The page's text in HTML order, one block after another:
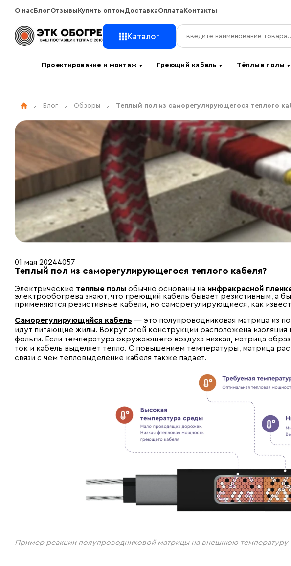
О нас БлогОтзывы Купить оптомДоставкаОплата Контакты
Каталог
Проектирование и монтаж ▼ Греющий кабель▼ Тёплые полы ▼
Блог Обзоры Теплый пол из саморегулирующегося теплого
01 мая 20244057
Теплый пол из саморегулирующегося теплого кабеля?
Электрические теплые полы обычно основаны на инфракрасной
электрообогрева знают, что греющий кабель бывает резистивным, а
применяются резистивные кабели, но саморегулирующиеся, как
Саморегулирующийся кабель — это полупроводниковая матрица из
идут питающие жилы. Вокруг этой конструкции расположена изоляция
фольги. Если температура окружающего воздуха низкая, матрица
ток и кабель выделяет тепло. С повышением температуры, матрица
связи с чем тепловыделение кабеля также падает.
Пример реакции полупроводниковой матрицы на внешнюю температуру